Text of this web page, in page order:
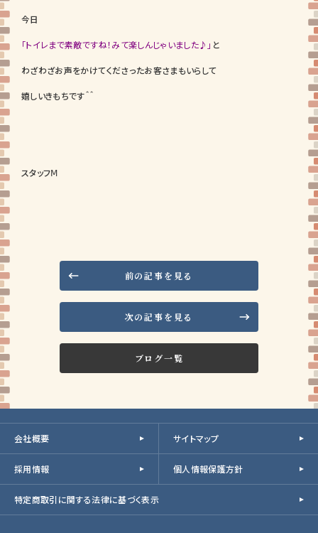
今日
「トイレまで素敵ですね！みて楽しんじゃいました♪」 と
わざわざお声をかけてくださったお客さまもいらして
嬉しいきもちです＾＾
スタッフⅯ
前の記事を見る
ブログ一覧
次の記事を見る
会社概要 サイトマップ
採用情報 個人情報保護方針
特定商取引に関する法律に基づく表示